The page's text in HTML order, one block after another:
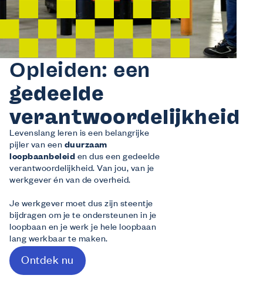
Wij bieden
Opleidingen
Gratis opleidingen op maat van de sector.
Financiële tegemoetkoming vanuit Co-
valent
Laat Co-valent je opleidingsinitiatieven subsidiëren.
Advies
Info over thema’s zoals de Competentiecheck, diversiteit …
Wij informeren
Over ons
Veelgestelde vragen
Contact
Inspiratie uit de sector
Opleiden: een
gedeelde
verantwoordelijkheid
Levenslang leren is een belangrijke
pijler van een duurzaam
loopbaanbeleid en dus een gedeelde
verantwoordelijkheid. Van jou, van je
werkgever én van de overheid.
Je werkgever moet dus zijn steentje
bijdragen om je te ondersteunen in je
loopbaan en je werk je hele loopbaan
lang werkbaar te maken.
Ontdek nu